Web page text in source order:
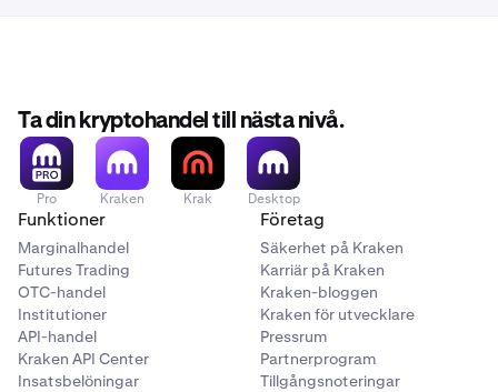
inklusive vårt supportteam. Ett säkrare alternativ till att
skriva ner din installationsnyckel är att ställa in en
huvudnyckelpå en separat plats och enhet, eller istället
använda enhårdvarunyckel
Ta din kryptohandel till nästa nivå.
Pro Kraken Krak Desktop
Funktioner
Marginalhandel
Futures Trading
OTC-handel
Institutioner
API-handel
Kraken API Center
Insatsbelöningar
Företag
Säkerhet på Kraken
Karriär på Kraken
Kraken-bloggen
Kraken för utvecklare
Pressrum
Partnerprogram
Tillgångsnoteringar